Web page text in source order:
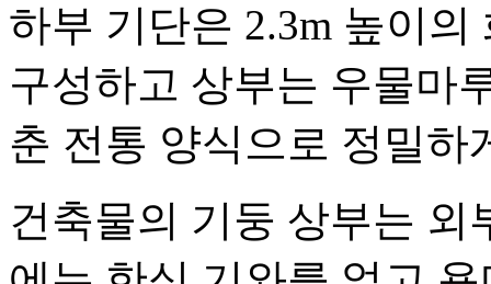
하부 기단은 2.3m 높이
구성하고 상부는 우물마
춘 전통 양식으로 정밀하
건축물의 기둥 상부는 외